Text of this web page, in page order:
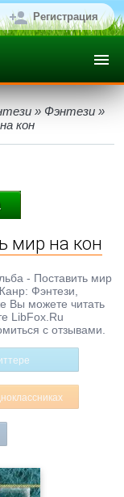
Регистрация
» Фэнтези »
кон
мир на кон
- Поставить мир
Фэнтези,
Вы можете читать
LibFox.Ru
с отзывами.